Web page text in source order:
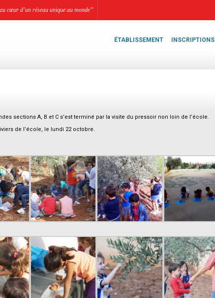
cœur d’un réseau unique au monde”
ÉTABLISSEMENT INSCRIPTIONS
sections A, B et C s’est terminé par la visite du pressoir non loin de l’école.
de l’école, le lundi 22 octobre.